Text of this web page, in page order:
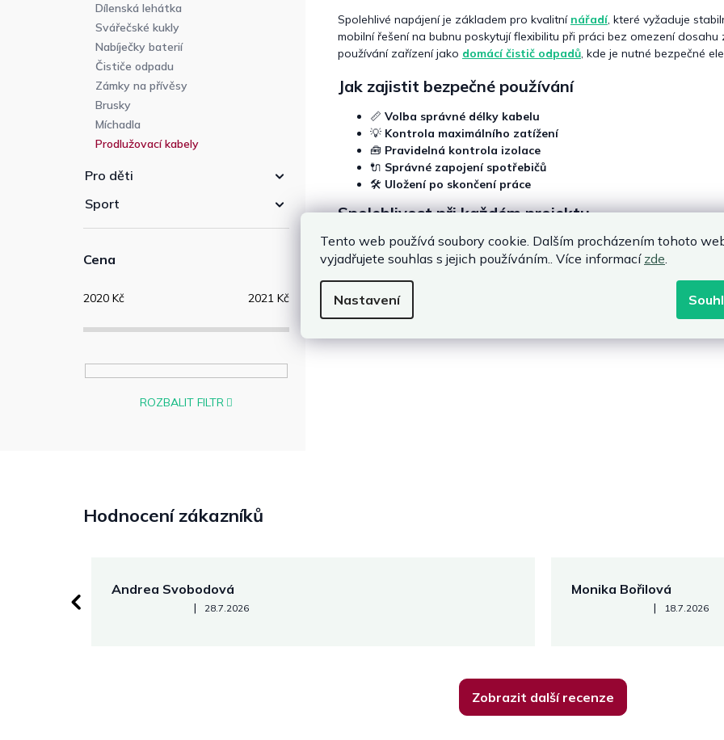
Tento web používá soubory cookie. Dalším procházením tohoto
vyjadřujete souhlas s jejich používáním.. Více informací zde
Nastavení
Dílenská lehátka
Svářečské kukly
Nabíječky baterií
Čističe odpadu
Zámky na přívěsy
Brusky
Míchadla
Prodlužovací kabely
Pro děti
Sport
Cena
2020 Kč 2021 Kč
ROZBALIT FILTR
Spolehlivé napájení je základem pro kvalitní nářadí, které vyžaduje
mobilní řešení na bubnu poskytují flexibilitu při práci bez omezení
používání zařízení jako domácí čistič odpadů, kde je nutné bezpečné
Jak zajistit bezpečné používání
📏 Volba správné délky kabelu
💡 Kontrola maximálního zatížení
🧰 Pravidelná kontrola izolace
🔌 Správné zapojení spotřebičů
🛠️ Uložení po skončení práce
Spolehlivost při každém projektu
Moderníprodlužovací kabelypředstavují praktické a bezpečné řešení
Správně zvolenýprodluzovaci kabelnebo navíjecíprodlužovací kabel
při každodenním používání.
Hodnocení zákazníků
Andrea Svobodová
Hodnocení obchodu je 5 z 5 hvězdiček.
| 28.7.2026
Monika Bořilová
Hodnocení obchodu je 5 z
| 18.7.2026
Zobrazit další recenze